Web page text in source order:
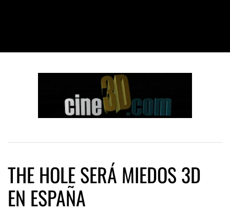
THE HOLE SERÁ MIEDOS 3D
EN ESPAÑA